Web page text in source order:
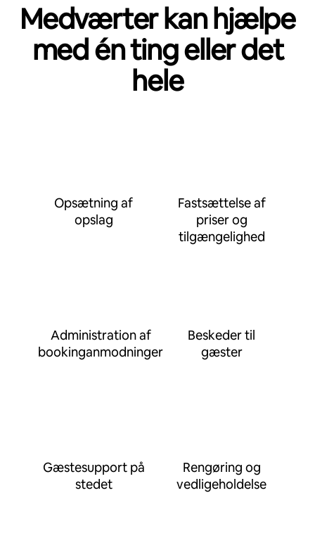
Medværter kan hjælpe
med én ting eller det
hele
Opsætning af
opslag
Fastsættelse af
priser og
tilgængelighed
Administration af
bookinganmodninger
Beskeder til
gæster
Gæstesupport på
stedet
Rengøring og
vedligeholdelse